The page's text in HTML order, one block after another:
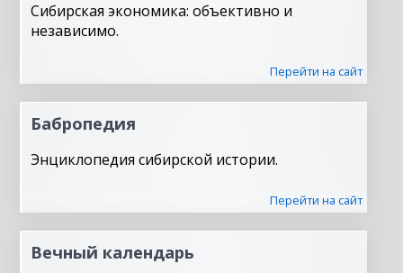
Сибирская экономика: объективно и
независимо.
Перейти на сайт
Бабропедия
Энциклопедия сибирской истории.
Перейти на сайт
Вечный календарь